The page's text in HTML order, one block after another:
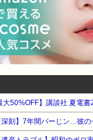
大50%OFF】講談社 夏電
深刻】7年間バーじン…彼